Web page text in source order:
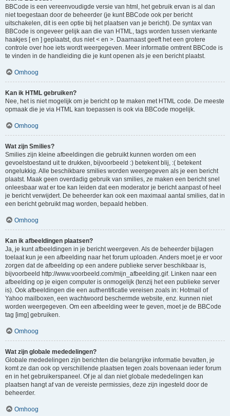
BBCode is een vereenvoudigde versie van html, het gebruik ervan is al dan
niet toegestaan door de beheerder (je kunt BBCode ook per bericht
uitschakelen, dit is een optie bij het plaatsen van je bericht). De syntax van
BBCode is ongeveer gelijk aan die van HTML, tags worden tussen vierkante
haakjes [ en ] geplaatst, dus niet < en >. Daarnaast geeft het een grotere
controle over hoe iets wordt weergegeven. Meer informatie omtrent BBCode is
te vinden in de handleiding die je kunt openen als je een bericht plaatst.
Omhoog
Kan ik HTML gebruiken?
Nee, het is niet mogelijk om je bericht op te maken met HTML code. De meeste
opmaak die je via HTML kan toepassen is ook via BBCode mogelijk.
Omhoog
Wat zijn Smilies?
Smilies zijn kleine afbeeldingen die gebruikt kunnen worden om een
gevoelstoestand uit te drukken, bijvoorbeeld :) betekent blij, :( betekent
ongelukkig. Alle beschikbare smilies worden weergegeven als je een bericht
plaatst. Maak geen overdadig gebruik van smilies, ze maken een bericht snel
onleesbaar wat er toe kan leiden dat een moderator je bericht aanpast of heel
je bericht verwijdert. De beheerder kan ook een maximaal aantal smilies, dat in
een bericht gebruikt mag worden, bepaald hebben.
Omhoog
Kan ik afbeeldingen plaatsen?
Ja, je kunt afbeeldingen in je bericht weergeven. Als de beheerder bijlagen
toelaat kun je een afbeelding naar het forum uploaden. Anders moet je er voor
zorgen dat de afbeelding op een andere publieke server beschikbaar is,
bijvoorbeeld http://www.voorbeeld.com/mijn_afbeelding.gif. Linken naar een
afbeelding op je eigen computer is onmogelijk (tenzij het een publieke server
is). Ook afbeeldingen die een authentificatie vereisen zoals in: Hotmail of
Yahoo mailboxen, een wachtwoord beschermde website, enz. kunnen niet
worden weergegeven. Om een afbeelding weer te geven, moet je de BBCode
tag [img] gebruiken.
Omhoog
Wat zijn globale mededelingen?
Globale mededelingen zijn berichten die belangrijke informatie bevatten, je
komt ze dan ook op verschillende plaatsen tegen zoals bovenaan ieder forum
en in het gebruikerspaneel. Of je al dan niet globale mededelingen kan
plaatsen hangt af van de vereiste permissies, deze zijn ingesteld door de
beheerder.
Omhoog